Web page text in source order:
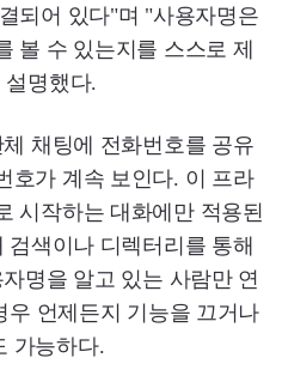
되어 있다"며 "사용자명은
볼 수 있는지를 스스로 제
설명했다.
채팅에 전화번호를 공유
호가 계속 보인다. 이 프라
시작하는 대화에만 적용된
색이나 디렉터리를 통해
명을 알고 있는 사람만 연
우 언제든지 기능을 끄거나
가능하다.